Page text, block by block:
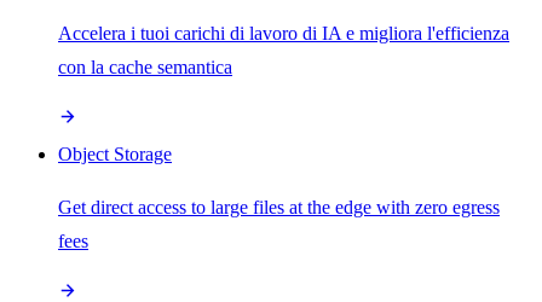
Accelera i tuoi carichi di lavoro di IA e migliora l'efficienza
con la cache semantica
Object Storage
Get direct access to large files at the edge with zero egress
fees